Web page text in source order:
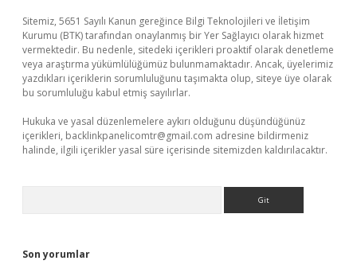
Sitemiz, 5651 Sayılı Kanun gereğince Bilgi Teknolojileri ve İletişim
Kurumu (BTK) tarafından onaylanmış bir Yer Sağlayıcı olarak hizmet
vermektedir. Bu nedenle, sitedeki içerikleri proaktif olarak denetleme
veya araştırma yükümlülüğümüz bulunmamaktadır. Ancak, üyelerimiz
yazdıkları içeriklerin sorumluluğunu taşımakta olup, siteye üye olarak
bu sorumluluğu kabul etmiş sayılırlar.
Hukuka ve yasal düzenlemelere aykırı olduğunu düşündüğünüz
içerikleri, backlinkpanelicomtr@gmail.com adresine bildirmeniz
halinde, ilgili içerikler yasal süre içerisinde sitemizden kaldırılacaktır.
Son yorumlar